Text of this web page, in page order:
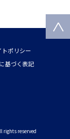
トポリシー
基づく表記
rights reserved